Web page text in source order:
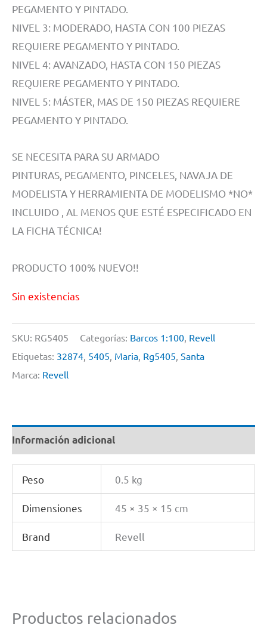
PEGAMENTO Y PINTADO.
NIVEL 3: MODERADO, HASTA CON 100 PIEZAS
REQUIERE PEGAMENTO Y PINTADO.
NIVEL 4: AVANZADO, HASTA CON 150 PIEZAS
REQUIERE PEGAMENTO Y PINTADO.
NIVEL 5: MÁSTER, MAS DE 150 PIEZAS REQUIERE
PEGAMENTO Y PINTADO.
SE NECESITA PARA SU ARMADO
PINTURAS, PEGAMENTO, PINCELES, NAVAJA DE
MODELISTA Y HERRAMIENTA DE MODELISMO *NO*
INCLUIDO , AL MENOS QUE ESTÉ ESPECIFICADO EN
LA FICHA TÉCNICA!
PRODUCTO 100% NUEVO!!
Sin existencias
SKU: RG5405 Categorías: Barcos 1:100, Revell
Etiquetas: 32874, 5405, Maria, Rg5405, Santa
Marca: Revell
Información adicional
Peso 0.5 kg
Dimensiones 45 × 35 × 15 cm
Brand Revell
Productos relacionados